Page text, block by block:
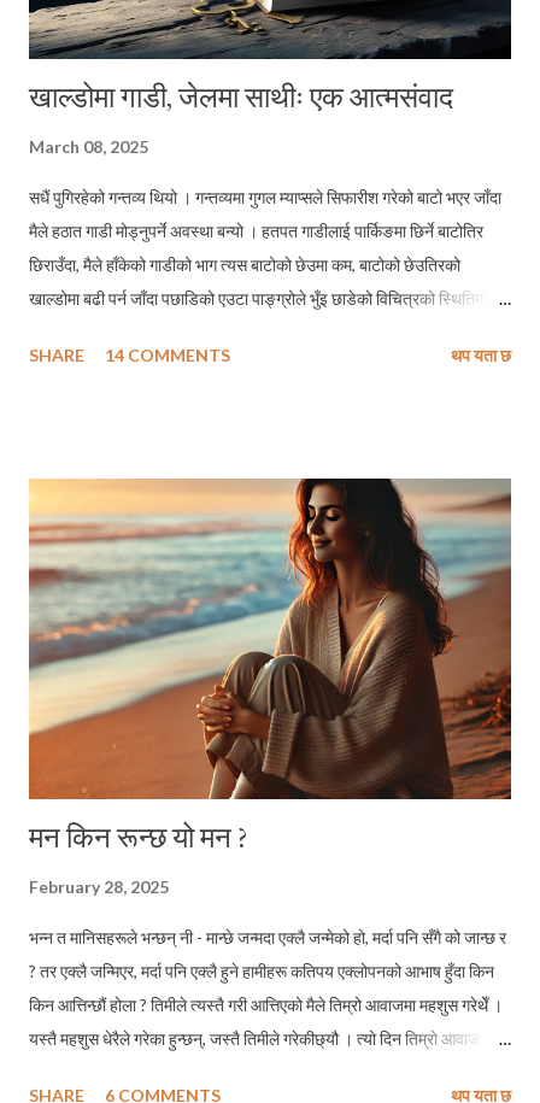
खाल्डोमा गाडी, जेलमा साथीः एक आत्मसंवाद
March 08, 2025
सधैं पुगिरहेको गन्तव्य थियो । गन्तव्यमा गुगल म्याप्सले सिफारीश गरेको बाटो भएर जाँदा
मैले हठात गाडी मोड्नुपर्ने अवस्था बन्यो । हतपत गाडीलाई पार्किङमा छिर्ने बाटोतिर
छिराउँदा, मैले हाँकेको गाडीको भाग त्यस बाटोको छेउमा कम, बाटोको छेउतिरको
खाल्डोमा बढी पर्न जाँदा पछाडिको एउटा पाङ्ग्रोले भुँइ छाडेको विचित्रको स्थितिमा
गाडीमा विशेष क्षति पनि भएन । तर गाडीलाई त्यस विचित्रको स्थितीबाट बाहिर
दिमागमा घुमिरहेको छ जो केहि समय अगाडिदेखि सहकारी ठगी प्रकरणमा पुर्पक्षका लागि
थुनामा छन् । के ति मेरा साथीहरूले पनि यस वयमा जुन स्थितिको सामना गरिरहेका छन्
त्यसका बारे दैनिकी लेख्दै होलान् ? थाहा छैन्, कसले कहिलेदेखि सहकारीमा जम्मा हुन
आएको बचतकर्ताको रकमलाई मनोमानी तवरले आफ्नो नीजि लाभको लागि प्रयोग...
SHARE 14 COMMENTS थप यता छ
मन किन रून्छ यो मन ?
February 28, 2025
भन्न त मानिसहरूले भन्छन् नी - मान्छे जन्मदा एक्लै जन्मेको हो, मर्दा पनि सँगै को जान्छ र
? तर एक्लै जन्मिएर, मर्दा पनि एक्लै हुने हामीहरू कतिपय एक्लोपनको आभाष हुँदा किन
किन आत्तिन्छौं होला ? तिमीले त्यस्तै गरी आत्तिएको मैले तिम्रो आवाजमा महशुस गरेथेँ ।
यस्तै महशुस धेरैले गरेका हुन्छन्, जस्तै तिमीले गरेकीछ्यौ । त्यो दिन तिम्रो आवाज
SHARE 6 COMMENTS थप यता छ